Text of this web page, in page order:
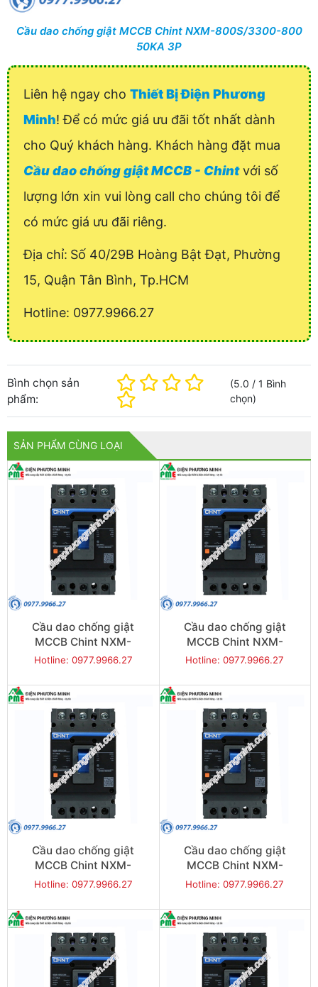
Cầu dao chống giật MCCB Chint NXM-800S/3300-800
50KA 3P
Liên hệ ngay cho Thiết Bị Điện Phương
Minh! Để có mức giá ưu đãi tốt nhất dành
cho Quý khách hàng. Khách hàng đặt mua
Cầu dao chống giật MCCB - Chintvới số
lượng lớn xin vui lòng call cho chúng tôi để
có mức giá ưu đãi riêng.
Địa chỉ: Số 40/29B Hoàng Bật Đạt, Phường
15, Quận Tân Bình, Tp.HCM
Hotline: 0977.9966.27
Bình chọn sản
phẩm:
(5.0 /1 Bình
chọn)
SẢN PHẨM CÙNG LOẠI
Cầu dao chống giật
MCCB Chint NXM-
125S/3300-25 25KA 3P
Hotline: 0977.9966.27
Cầu dao chống giật
MCCB Chint NXM-
125S/3300-40 25KA 3P
Hotline: 0977.9966.27
Cầu dao chống giật
MCCB Chint NXM-
125S/3300-63 25KA 3P
Hotline: 0977.9966.27
Cầu dao chống giật
MCCB Chint NXM-
125S/3300-80 25KA 3P
Hotline: 0977.9966.27